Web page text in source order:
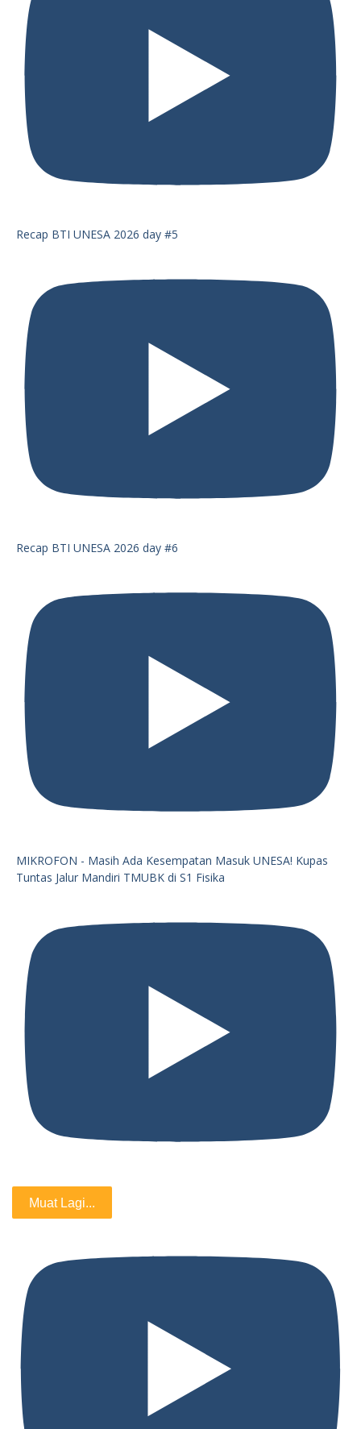
Recap BTI UNESA 2026 day #5
Recap BTI UNESA 2026 day #6
MIKROFON - Masih Ada Kesempatan Masuk UNESA! Kupas
Tuntas Jalur Mandiri TMUBK di S1 Fisika
Muat Lagi...